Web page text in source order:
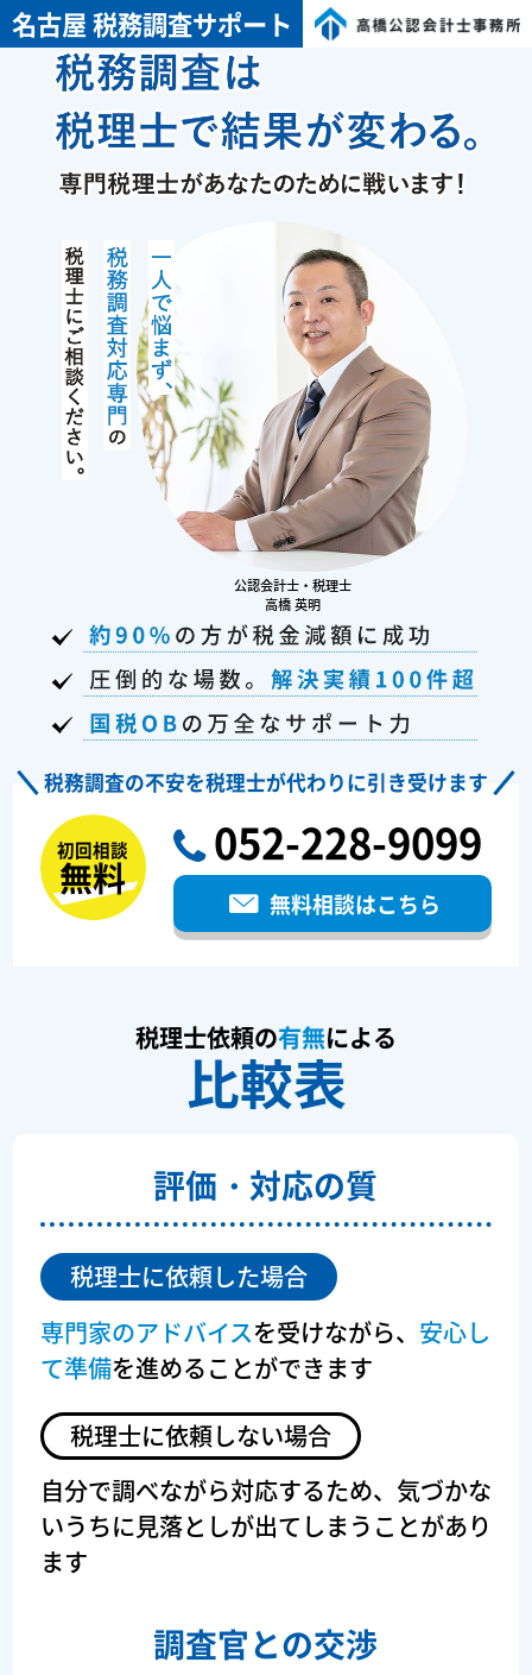
名古屋 税務調査サポート
公認会計士・税理士
高橋 英明
税務調査の不安を税理士が代わりに引き受けます
初回相談
無料
052-228-9099
無料相談はこちら
税理士依頼の有無による
比較表
評価・対応の質
税理士に依頼した場合
専門家のアドバイスを受けながら、 安心し
て準備を進めることができます
税理士に依頼しない場合
自分で調べながら対応するため、 気づかな
いうちに見落としが出てしまうことがあり
ます
調査官との交渉